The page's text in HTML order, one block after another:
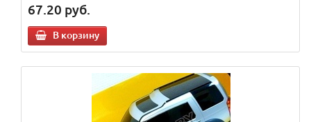
67.20 руб.
В корзину